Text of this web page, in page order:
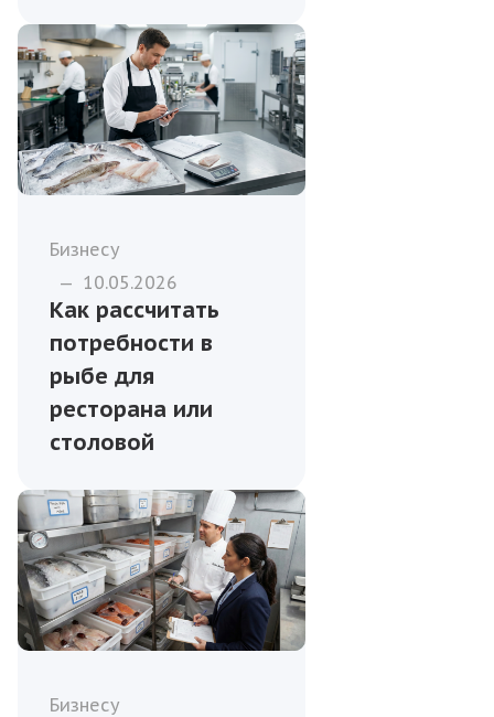
Бизнесу
— 10.05.2026
Как рассчитать
потребности в
рыбе для
ресторана или
столовой
Бизнесу